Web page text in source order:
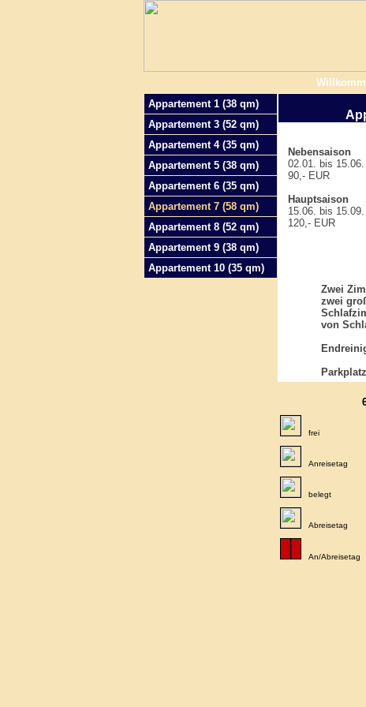
Appartement 1 (38 qm)
Appartement 3 (52 qm)
Appartement 4 (35 qm)
Appartement 5 (38 qm)
Appartement 6 (35 qm)
Appartement 7 (58 qm)
Appartement 8 (52 qm)
Appartement 9 (38 qm)
Appartement 10 (35 qm)
Nebensaison
02.01. bis
90,- EUR
Hauptsaison
15.06. bis
120,- EUR
Zwei
zwei
von
frei
Anreisetag
belegt
Abreisetag
An/Abreisetag